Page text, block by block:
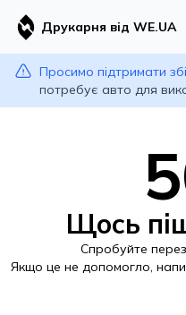
Друкарня від WE.UA
Просимо підтримати
потребує авто для
Щось
Спробуйте
Якщо це не допомогло,